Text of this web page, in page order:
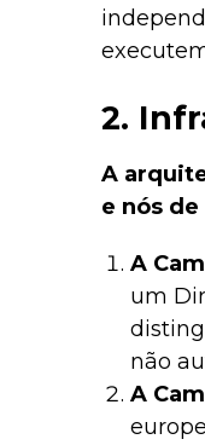
2.
A
e nós
A
um
não
A